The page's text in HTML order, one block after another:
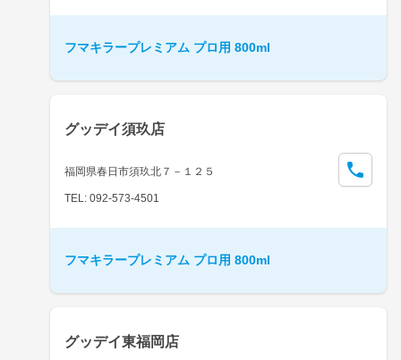
フマキラープレミアム プロ用 800ml
グッデイ須玖店
福岡県春日市須玖北７－１２５
TEL: 092-573-4501
フマキラープレミアム プロ用 800ml
グッデイ東福岡店